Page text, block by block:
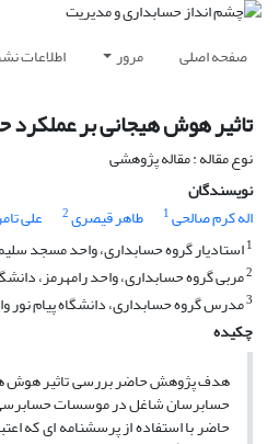
صفحه اصلی مرور اطلاعات
تاثیر هوش هیجانی بر
نوع مقاله : مقاله پژوهشی
نویسندگان
اله کرم صالحی1 طاهر قیصری2 علی
1استادیار گروه حسابداری، واحد مسجد
2مربی گروه حسابداری، واحد رامهرمز،
3مدرس گروه حسابداری، دانشگاه پیام نور
چکیده
حاضر با استفاده از پرسشنامه ای که